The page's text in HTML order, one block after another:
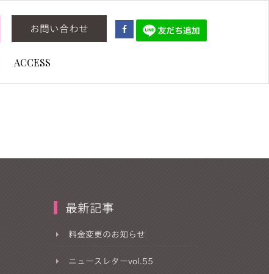
お問い合わせ
ACCESS
最新記事
料金変更のお知らせ
ニュースレターvol.55